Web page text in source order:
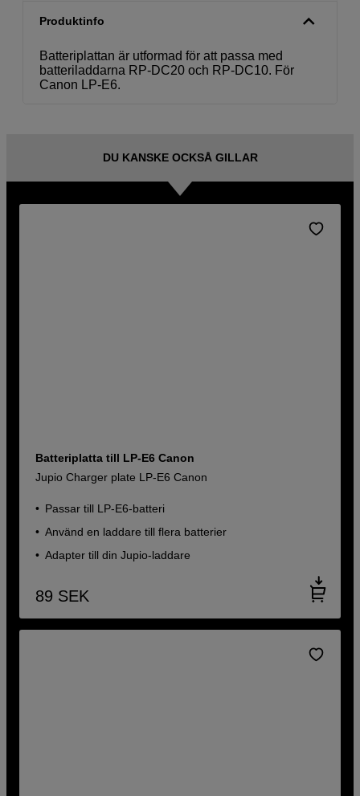
Produktinfo
Batteriplattan är utformad för att passa med
batteriladdarna RP-DC20 och RP-DC10. För
Canon LP-E6.
DU KANSKE OCKSÅ GILLAR
Batteriplatta till LP-E6 Canon
Jupio Charger plate LP-E6 Canon
Passar till LP-E6-batteri
Använd en laddare till flera batterier
Adapter till din Jupio-laddare
89 SEK